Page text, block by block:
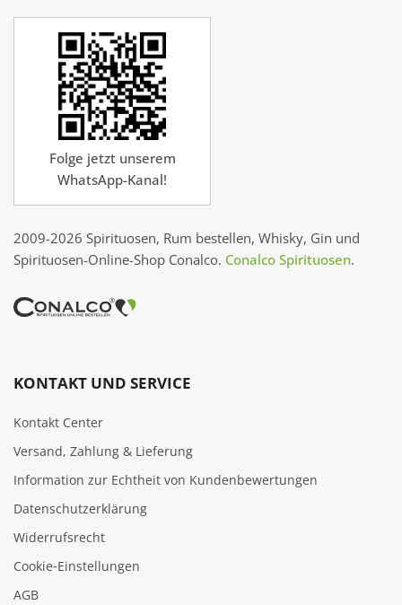
Folge jetzt unserem
WhatsApp-Kanal!
2009-2026 Spirituosen, Rum bestellen, Whisky, Gin und
Spirituosen-Online-Shop Conalco. Conalco Spirituosen.
KONTAKT UND SERVICE
Kontakt Center
Versand, Zahlung & Lieferung
Information zur Echtheit von Kundenbewertungen
Datenschutzerklärung
Widerrufsrecht
Cookie‑Einstellungen
AGB